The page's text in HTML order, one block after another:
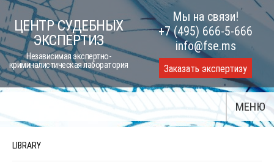
Skip
to
content
ЦЕНТР СУДЕБНЫХ
ЭКСПЕРТИЗ
Независимая экспертно-
криминалистическая лаборатория
Мы на связи!
+7 (495) 666-5-666
info@fse.ms
Заказать экспертизу
МЕНЮ
LIBRARY